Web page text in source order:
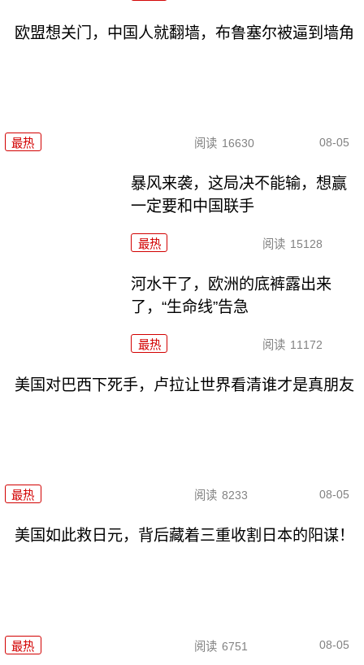
欧盟想关门，中国人就翻墙，布鲁塞尔被逼到墙角
最热 阅读 16630 08-05
暴风来袭，这局决不能输，想赢
一定要和中国联手
最热 阅读 15128
河水干了，欧洲的底裤露出来
了，“生命线”告急
最热 阅读 11172
美国对巴西下死手，卢拉让世界看清谁才是真朋友
最热 阅读 8233 08-05
美国如此救日元，背后藏着三重收割日本的阳谋！
最热 阅读 6751 08-05